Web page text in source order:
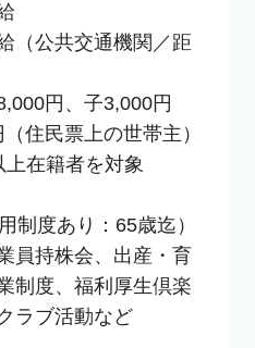
（公共交通機関／距
円、子3,000円
住民票上の世帯主）
上在籍者を対象
制度あり：65歳迄）
員持株会、出産・育
制度、福利厚生倶楽
ラブ活動など